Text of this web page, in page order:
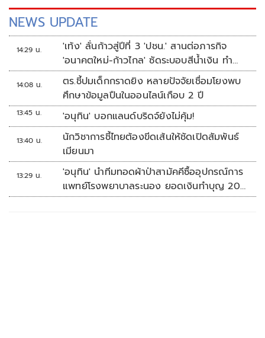
NEWS UPDATE
14:29 น.
'เท้ง' ลั่นก้าวสู่ปีที่ 3 'ปชน.' สานต่อภารกิจ
'อนาคตใหม่-ก้าวไกล' ซัดระบอบสีน้ำเงิน ทำ
หลักนิติรัฐ-นิติธรรมสั่นคลอน
14:08 น.
ตร.ชี้ปมเด็กกราดยิง หลายปัจจัยเชื่อมโยงพบ
ศึกษาข้อมูลปืนในออนไลน์เกือบ 2 ปี
13:45 น. 'อนุทิน' บอกแลนด์บริดจ์ยังไม่คุ้ม!
13:40 น.
นักวิชาการชี้ไทยต้องขีดเส้นให้ชัดเปิดสัมพันธ์
เมียนมา
13:29 น.
'อนุทิน' นำทีมทอดผ้าป่าสามัคคีซื้ออุปกรณ์การ
แพทย์โรงพยาบาลระนอง ยอดเงินทำบุญ 20
ล้านบาท